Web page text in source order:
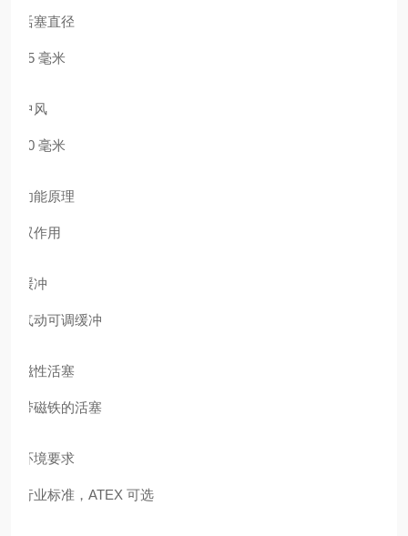
活塞直径
25 毫米
中风
80 毫米
功能原理
双作用
缓冲
气动可调缓冲
磁性活塞
带磁铁的活塞
环境要求
行业标准，ATEX 可选